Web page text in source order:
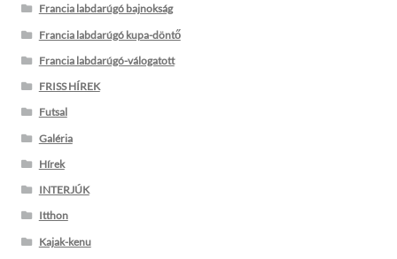
Francia labdarúgó bajnokság
Francia labdarúgó kupa-döntő
Francia labdarúgó-válogatott
FRISS HÍREK
Futsal
Galéria
Hírek
INTERJÚK
Itthon
Kajak-kenu